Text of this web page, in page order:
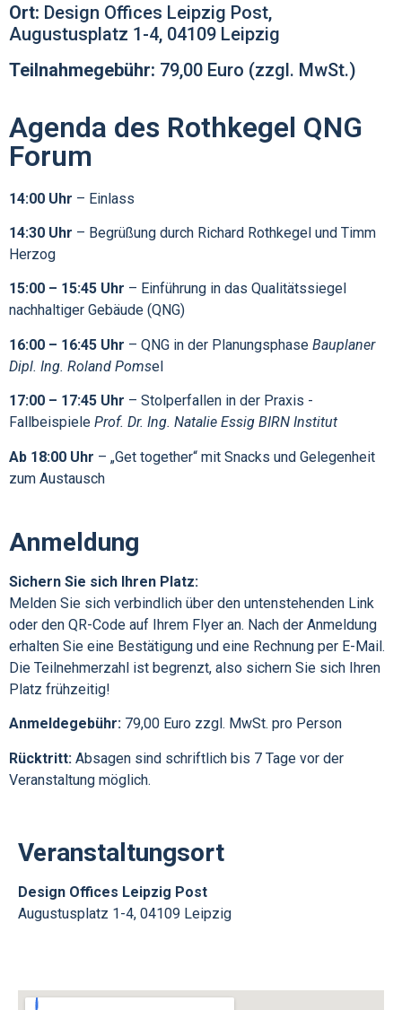
Ort: Design Offices Leipzig Post,
Augustusplatz 1-4, 04109 Leipzig
Teilnahmegebühr: 79,00 Euro (zzgl. MwSt.)
Agenda des Rothkegel QNG
Forum
14:00 Uhr – Einlass
14:30 Uhr – Begrüßung durch Richard Rothkegel und Timm
Herzog
15:00 – 15:45 Uhr – Einführung in das Qualitätssiegel
nachhaltiger Gebäude (QNG)
16:00 – 16:45 Uhr – QNG in der Planungsphase Bauplaner
Dipl. Ing. Roland Pomsel
17:00 – 17:45 Uhr – Stolperfallen in der Praxis -
Fallbeispiele Prof. Dr. Ing. Natalie Essig BIRN Institut
Ab 18:00 Uhr – „Get together“ mit Snacks und Gelegenheit
zum Austausch
Anmeldung
Sichern Sie sich Ihren Platz:
Melden Sie sich verbindlich über den untenstehenden Link
oder den QR-Code auf Ihrem Flyer an. Nach der Anmeldung
erhalten Sie eine Bestätigung und eine Rechnung per E-Mail.
Die Teilnehmerzahl ist begrenzt, also sichern Sie sich Ihren
Platz frühzeitig!
Anmeldegebühr: 79,00 Euro zzgl. MwSt. pro Person
Rücktritt: Absagen sind schriftlich bis 7 Tage vor der
Veranstaltung möglich.
Veranstaltungsort
Design Offices Leipzig Post
Augustusplatz 1-4, 04109 Leipzig